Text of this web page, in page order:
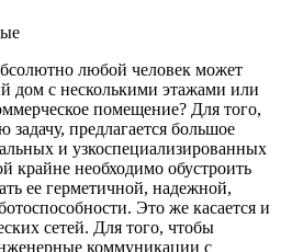
любой человек может
дом с несколькими этажами или
помещение? Для того,
задачу, предлагается большое
и узкоспециализированных
крайне необходимо обустроить
ее герметичной, надежной,
Это же касается и
сетей. Для того, чтобы
коммуникации с